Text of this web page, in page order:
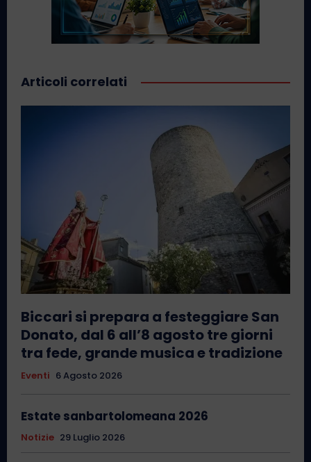
Articoli correlati
Biccari si prepara a festeggiare San
Donato, dal 6 all’8 agosto tre giorni
tra fede, grande musica e tradizione
Eventi 6 Agosto 2026
Estate sanbartolomeana 2026
Notizie 29 Luglio 2026